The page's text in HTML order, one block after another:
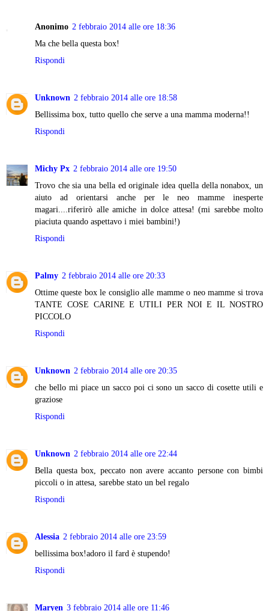
Anonimo 2 febbraio 2014 alle ore 18:36
Ma che bella questa box!
Rispondi
Unknown 2 febbraio 2014 alle ore 18:58
Bellissima box, tutto quello che serve a una mamma moderna!!
Rispondi
Michy Px 2 febbraio 2014 alle ore 19:50
Trovo che sia una bella ed originale idea quella della nonabox, un
aiuto ad orientarsi anche per le neo mamme inesperte
magari....riferirò alle amiche in dolce attesa! (mi sarebbe molto
piaciuta quando aspettavo i miei bambini!)
Rispondi
Palmy 2 febbraio 2014 alle ore 20:33
Ottime queste box le consiglio alle mamme o neo mamme si trova
TANTE COSE CARINE E UTILI PER NOI E IL NOSTRO
PICCOLO
Rispondi
Unknown 2 febbraio 2014 alle ore 20:35
che bello mi piace un sacco poi ci sono un sacco di cosette utili e
graziose
Rispondi
Unknown 2 febbraio 2014 alle ore 22:44
Bella questa box, peccato non avere accanto persone con bimbi
piccoli o in attesa, sarebbe stato un bel regalo
Rispondi
Alessia 2 febbraio 2014 alle ore 23:59
bellissima box!adoro il fard è stupendo!
Rispondi
Maryen 3 febbraio 2014 alle ore 11:46